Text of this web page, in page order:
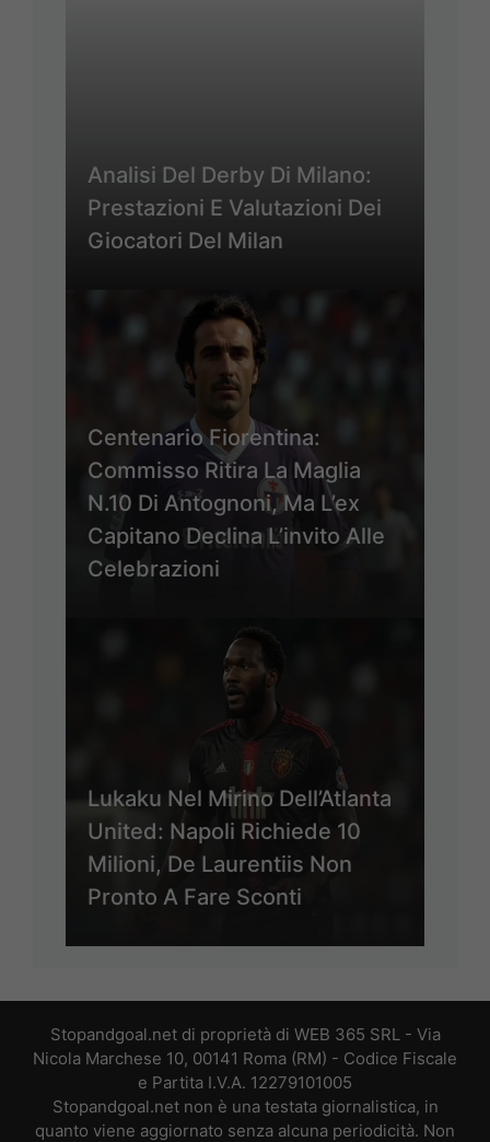
Analisi Del Derby Di Milano:
Prestazioni E Valutazioni Dei
Giocatori Del Milan
Centenario Fiorentina:
Commisso Ritira La Maglia
N.10 Di Antognoni, Ma L’ex
Capitano Declina L’invito Alle
Celebrazioni
Lukaku Nel Mirino Dell’Atlanta
United: Napoli Richiede 10
Milioni, De Laurentiis Non
Pronto A Fare Sconti
Stopandgoal.net di proprietà di WEB 365 SRL - Via
Nicola Marchese 10, 00141 Roma (RM) - Codice Fiscale
e Partita I.V.A. 12279101005
Stopandgoal.net non è una testata giornalistica, in
quanto viene aggiornato senza alcuna periodicità. Non